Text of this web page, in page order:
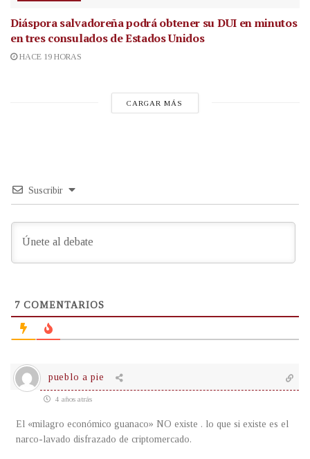
Diáspora salvadoreña podrá obtener su DUI en minutos
en tres consulados de Estados Unidos
HACE 19 HORAS
CARGAR MÁS
Suscribir
7 COMENTARIOS
pueblo a pie
4 años atrás
El «milagro económico guanaco» NO existe . lo que si existe es el
narco-lavado disfrazado de criptomercado.